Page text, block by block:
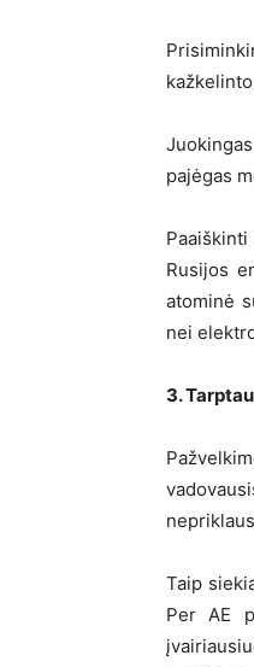
pajėgas
Rusijos
atominė
nei
3.
Taip
Per AE